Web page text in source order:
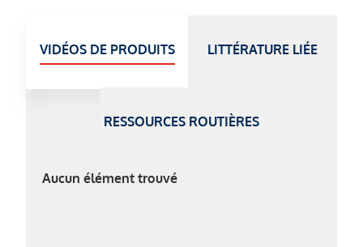
VIDÉOS DE PRODUITS LITTÉRATURE LIÉE
RESSOURCES ROUTIÈRES
Aucun élément trouvé